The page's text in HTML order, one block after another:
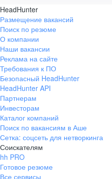
HeadHunter
Размещение вакансий
Поиск по резюме
О компании
Наши вакансии
Реклама на сайте
Требования к ПО
Безопасный HeadHunter
HeadHunter API
Партнерам
Инвесторам
Каталог компаний
Поиск по вакансиям в Аше
Сетка: соцсеть для нетворкинга
Соискателям
hh PRO
Готовое резюме
Все сервисы